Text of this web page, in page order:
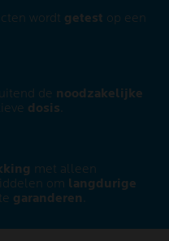
wordt getest op een
de noodzakelijke
dosis
met alleen
om langdurige
te garanderen